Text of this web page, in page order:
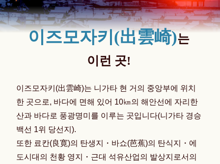
이즈모자키(出雲崎)는
이런 곳!
이즈모자키(出雲崎)는 니가타 현 거의 중앙부에 위치
한 곳으로, 바다에 면해 있어 10㎞의 해안선에 자리한
산과 바다로 풍광명미를 이루는 곳입니다(니가타 경승
백선 1위 당선지).
또한 료칸(良寛)의 탄생지・바쇼(芭蕉)의 탄식지・에
도시대의 천황 영지・근대 석유산업의 발상지로서의